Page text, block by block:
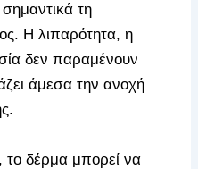
τη
Η λιπαρότητα, η
δεν παραμένουν
άμεσα την ανοχή
το δέρμα μπορεί να